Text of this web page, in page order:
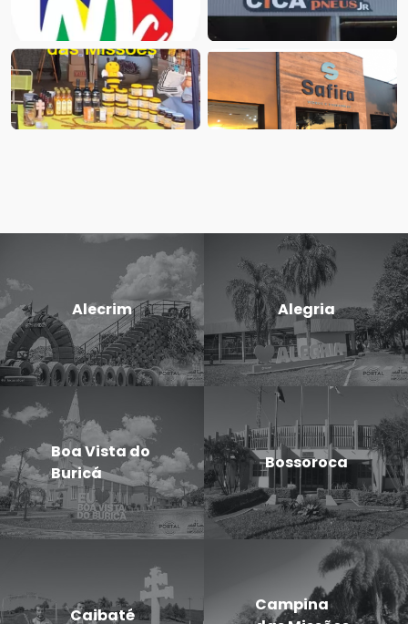
Alecrim Alegria
Boa Vista do
Buricá
Bossoroca
Caibaté
Campina